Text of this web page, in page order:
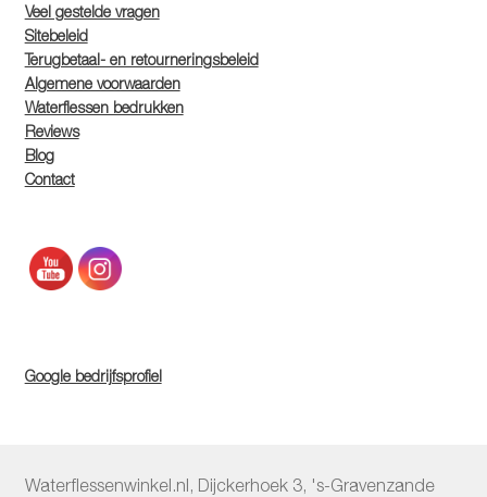
Veel gestelde vragen
Sitebeleid
Terugbetaal- en retourneringsbeleid
Algemene voorwaarden
Waterflessen bedrukken
Reviews
Blog
Contact
Google bedrijfsprofiel
Waterflessenwinkel.nl , Dijckerhoek 3, 's-Gravenzande